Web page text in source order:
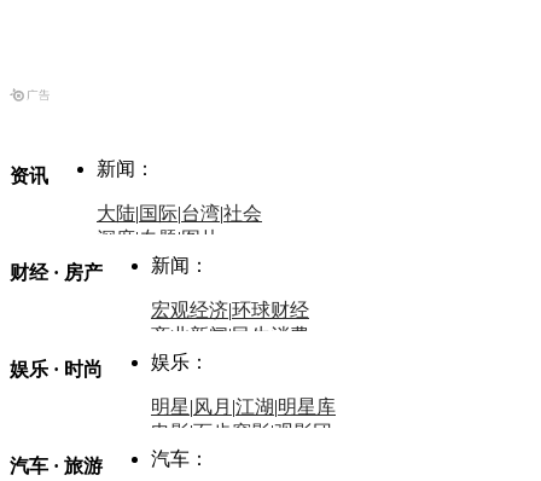
资讯 新闻：
大陆|国际|台湾|社会
深度|专题|图片
中国政要资料库
评论：
时事开讲
军事：
中国军情|环球军情
财经 · 房产 新闻：
宏观经济|环球财经
商业新闻|民生消费
商业评论|宏观分析
金融观察
娱乐 · 时尚 娱乐：
明星|风月 |江湖|明星库
电影|百步穿影|观影团
星座 塔罗
汽车 · 旅游 汽车：